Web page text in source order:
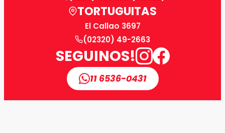
TORTUGUITAS
El Callao 3697
(02320) 49-2663
SEGUINOS!
11 6536-0431